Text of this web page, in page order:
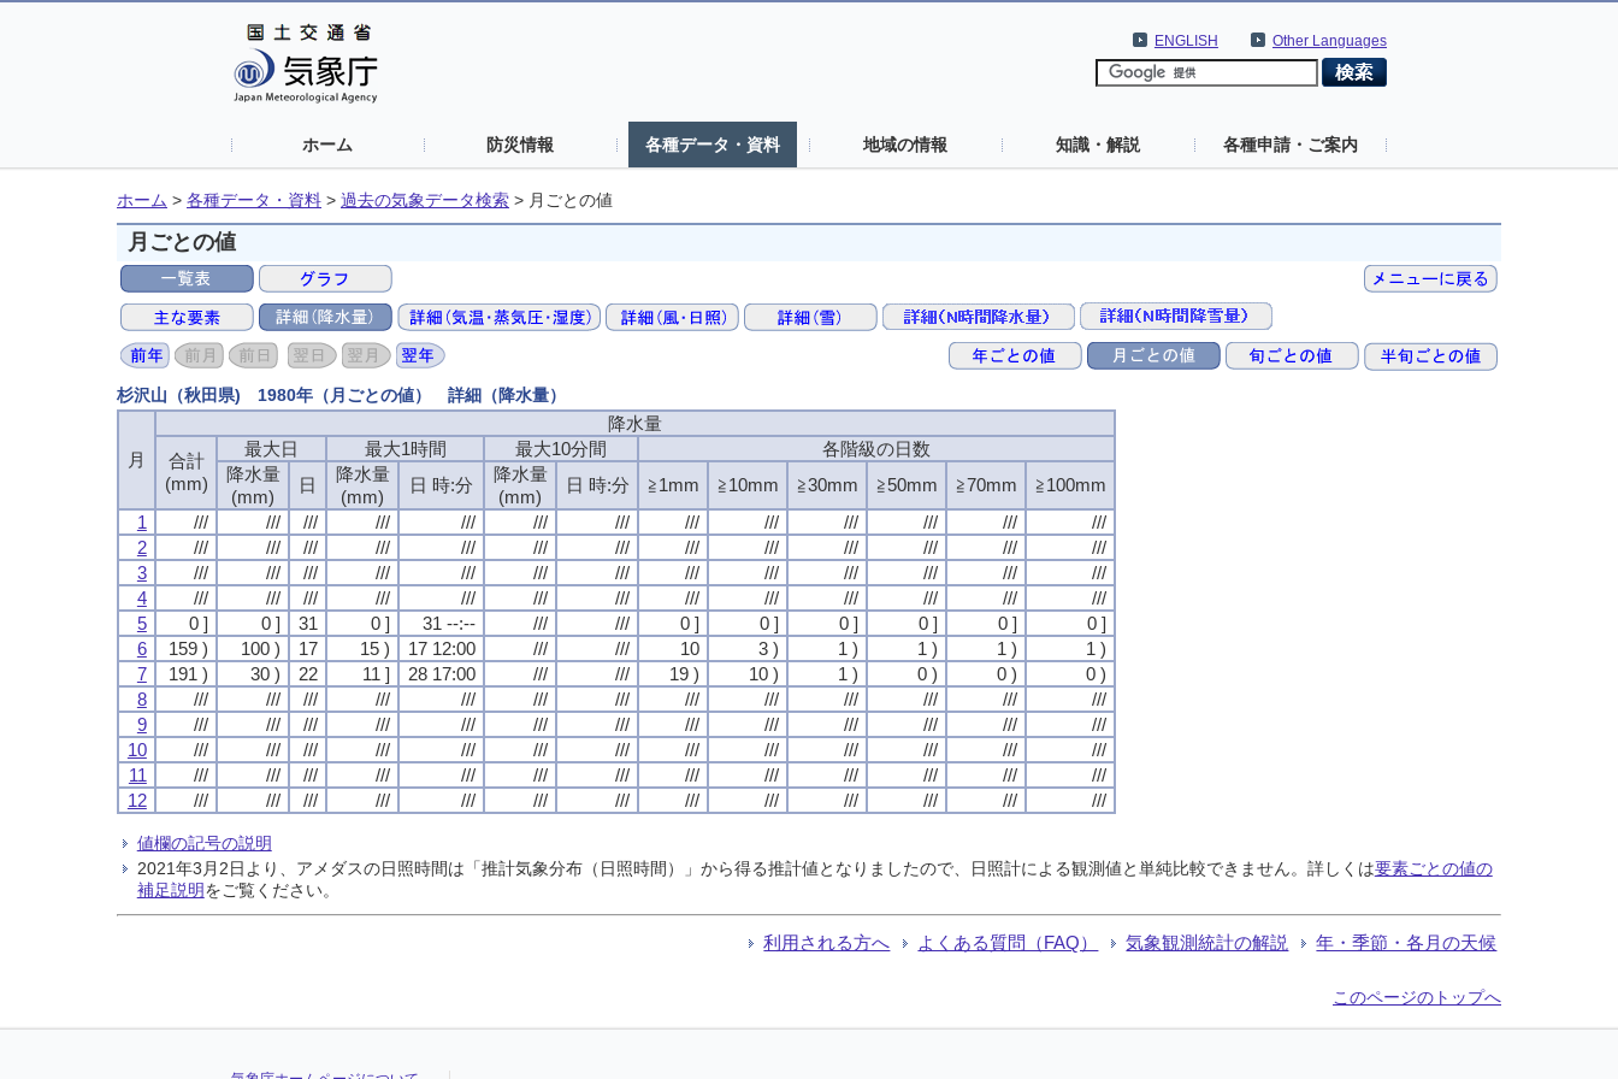
Other Languages
ENGLISH
ホーム 防災情報 各種データ・資料 地域の情報 知識・解説 各種申請・ご案内
ホーム > 各種データ・資料 > 過去の気象データ検索 > 月ごとの値
月ごとの値
杉沢山（秋田県) 1980年（月ごとの値） 詳細（降水量）
月
降水量
合計
(mm)
最大日 最大1時間 最大10分間
各階級の日数
降水量
(mm)
日
降水量
(mm)
日 時:分
降水量
(mm)
日 時:分 ≧1mm ≧10mm ≧30mm ≧50mm ≧70mm
≧100mm
1
/// /// /// /// /// /// /// /// /// /// /// ///
///
2
/// /// /// /// /// /// /// /// /// /// /// ///
///
3
/// /// /// /// /// /// /// /// /// /// /// ///
///
4
/// /// /// /// /// /// /// /// /// /// /// ///
///
5
0 ] 0 ] 31 0 ] 31 --:-- /// /// 0 ] 0 ] 0 ] 0 ] 0 ]
0 ]
6
159 ) 100 ) 17 15 ) 17 12:00 /// /// 10 3 ) 1 ) 1 ) 1 )
1 )
7
191 ) 30 ) 22 11 ] 28 17:00 /// /// 19 ) 10 ) 1 ) 0 ) 0 )
0 )
8
/// /// /// /// /// /// /// /// /// /// /// ///
///
9
/// /// /// /// /// /// /// /// /// /// /// ///
///
10
/// /// /// /// /// /// /// /// /// /// /// ///
///
11
/// /// /// /// /// /// /// /// /// /// /// ///
///
12
/// /// /// /// /// /// /// /// /// /// /// /// ///
値欄の記号の説明
2021年3月2日より、アメダスの日照時間は「推計気象分布（日照時間）」から得る推計値となりましたので、日照計による観測値と単純比較できません。詳しくは要素ごとの値の
補足説明をご覧ください。
利用される方へ よくある質問（FAQ） 気象観測統計の解説 年・季節・各月の天候
このページのトップへ